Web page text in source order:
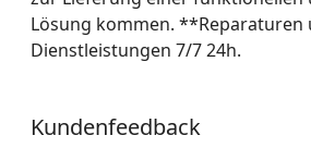
Lösung kommen. **Reparaturen
Dienstleistungen 7/7 24h.
Kundenfeedback